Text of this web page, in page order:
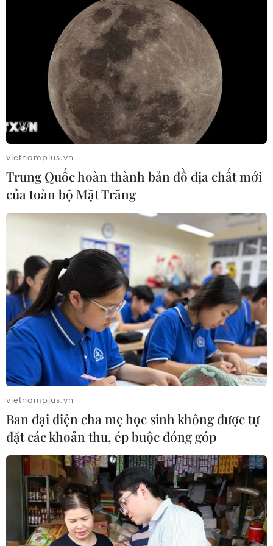
Giá vàng trong nước giảm nhẹ,
thương hiệu SJC lùi về ngưỡng 142,2
triệu đồng
07/08/2026 02:21
Kho dự trữ khí đốt của EU còn chưa
đầy 60% ngay trước mùa Đông
Phòng vệ thương mại và bài học
"chuẩn bị kỹ-thắng lớn" của doanh
Giá dầu tăng vọt do Iran xem xét cấm
tàu Mỹ và Israel qua eo biển Hormuz
07/08/2026 00:45
Giá vàng thế giới quay đầu giảm nhẹ
Mexico triển khai hàng nghìn binh sỹ
bảo vệ các vùng trồng bơ trọng điểm
07/08/2026 00:09
vietnamplus.vn
Trung Quốc hoàn thành bản đồ địa chất mới
của toàn bộ Mặt Trăng
vietnamplus.vn
Ban đại diện cha mẹ học sinh không được tự
đặt các khoản thu, ép buộc đóng góp